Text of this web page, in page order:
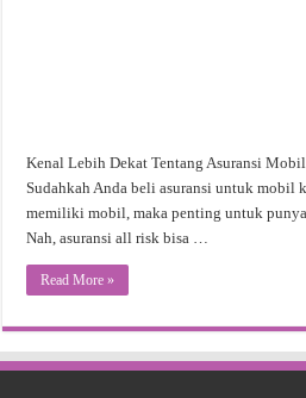
Kenal Lebih Dekat Tentang Asuransi
Sudahkah Anda beli asuransi untuk mobil
memiliki mobil, maka penting untuk
Nah, asuransi all risk bisa …
Read More »